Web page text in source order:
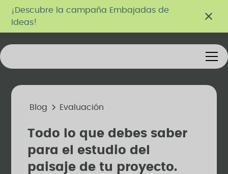
¡Descubre la campaña Embajadas de
Ideas!
Blog Evaluación
Todo lo que debes saber
para el estudio del
paisaje de tu proyecto.